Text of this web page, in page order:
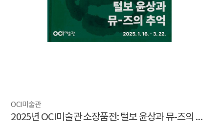
OCI미술관
2025년 OCI미술관 소장품전: 털보 윤상과 뮤-즈의 추억